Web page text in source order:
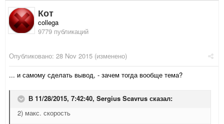
Кот
collega
9779 публикаций
Опубликовано: 28 Nov 2015 (изменено)
... и самому сделать вывод, - зачем тогда вообще тема?
В 11/28/2015, 7:42:40, Sergius Scavrus сказал:
2) макс. скорость